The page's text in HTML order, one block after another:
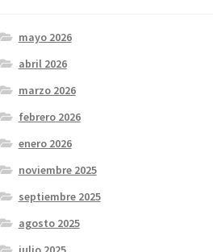
mayo 2026
abril 2026
marzo 2026
febrero 2026
enero 2026
noviembre 2025
septiembre 2025
agosto 2025